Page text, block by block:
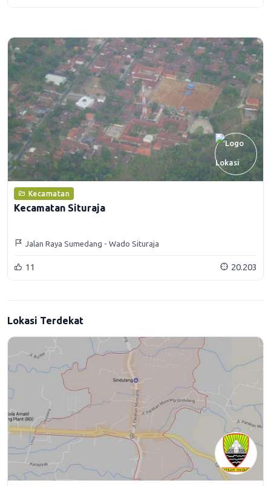
Kecamatan
Kecamatan Situraja
Jalan Raya Sumedang - Wado Situraja
11 20.203
Lokasi Terdekat